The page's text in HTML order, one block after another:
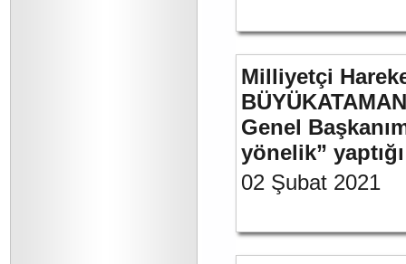
Milliyetçi
Genel
yönelik”
02 Şubat 2021